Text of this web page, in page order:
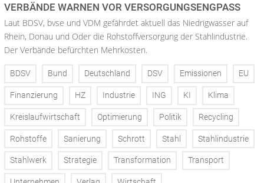
VERBÄNDE WARNEN VOR VERSORGUNGSENGPASS
Laut BDSV, bvse und VDM gefährdet aktuell das Niedrigwasser auf
Rhein, Donau und Oder die Rohstoffversorgung der Stahlindustrie.
Der Verbände befürchten Mehrkosten.
BDSV Bund Deutschland DSV Emissionen EU
Finanzierung HZ Industrie ING KI Klima
Kreislaufwirtschaft Optimierung Politik Recycling
Rohstoffe Sanierung Schrott Stahl Stahlindustrie
Stahlwerk Strategie Transformation Transport